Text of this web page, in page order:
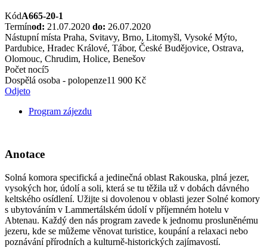
KódA665-20-1
Termínod: 21.07.2020 do: 26.07.2020
Nástupní místa Praha, Svitavy, Brno, Litomyšl, Vysoké Mýto,
Pardubice, Hradec Králové, Tábor, České Budějovice, Ostrava,
Olomouc, Chrudim, Holice, Benešov
Počet nocí5
Dospělá osoba - polopenze11 900 Kč
Odjeto
Program zájezdu
Anotace
Solná komora specifická a jedinečná oblast Rakouska, plná jezer,
vysokých hor, údolí a soli, která se tu těžila už v dobách dávného
keltského osídlení. Užijte si dovolenou v oblasti jezer Solné komory
s ubytováním v Lammertálském údolí v příjemném hotelu v
Abtenau. Každý den nás program zavede k jednomu prosluněnému
jezeru, kde se můžeme věnovat turistice, koupání a relaxaci nebo
poznávání přírodních a kulturně-historických zajímavostí.